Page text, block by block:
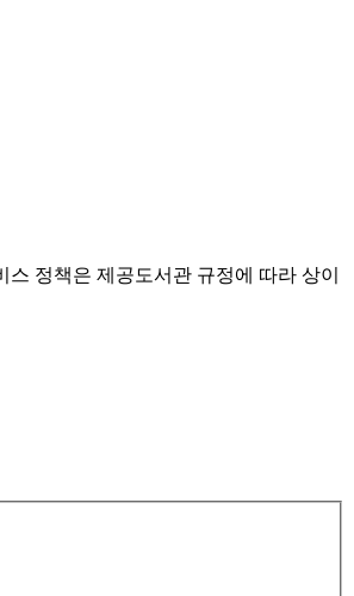
스 정책은 제공도서관 규정에 따라 상이